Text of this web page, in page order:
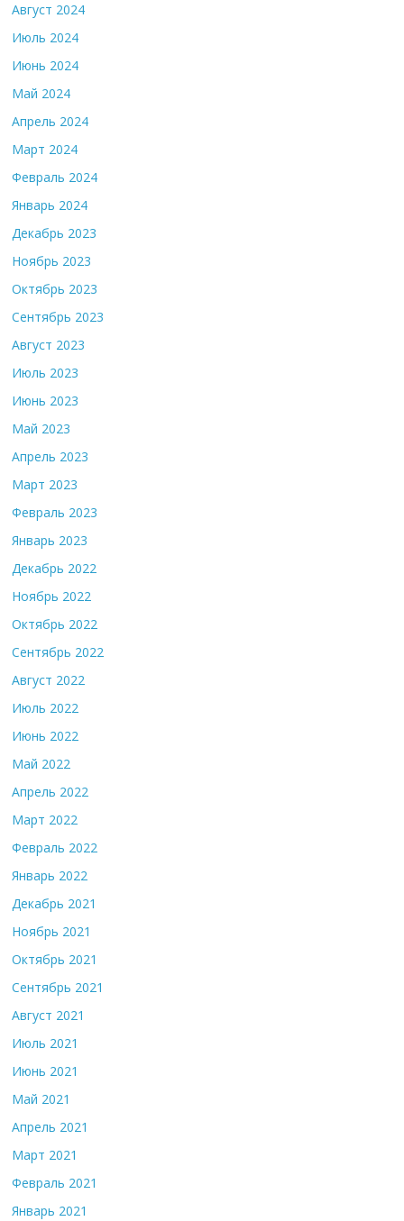
Август 2024
Июль 2024
Июнь 2024
Май 2024
Апрель 2024
Март 2024
Февраль 2024
Январь 2024
Декабрь 2023
Ноябрь 2023
Октябрь 2023
Сентябрь 2023
Август 2023
Июль 2023
Июнь 2023
Май 2023
Апрель 2023
Март 2023
Февраль 2023
Январь 2023
Декабрь 2022
Ноябрь 2022
Октябрь 2022
Сентябрь 2022
Август 2022
Июль 2022
Июнь 2022
Май 2022
Апрель 2022
Март 2022
Февраль 2022
Январь 2022
Декабрь 2021
Ноябрь 2021
Октябрь 2021
Сентябрь 2021
Август 2021
Июль 2021
Июнь 2021
Май 2021
Апрель 2021
Март 2021
Февраль 2021
Январь 2021